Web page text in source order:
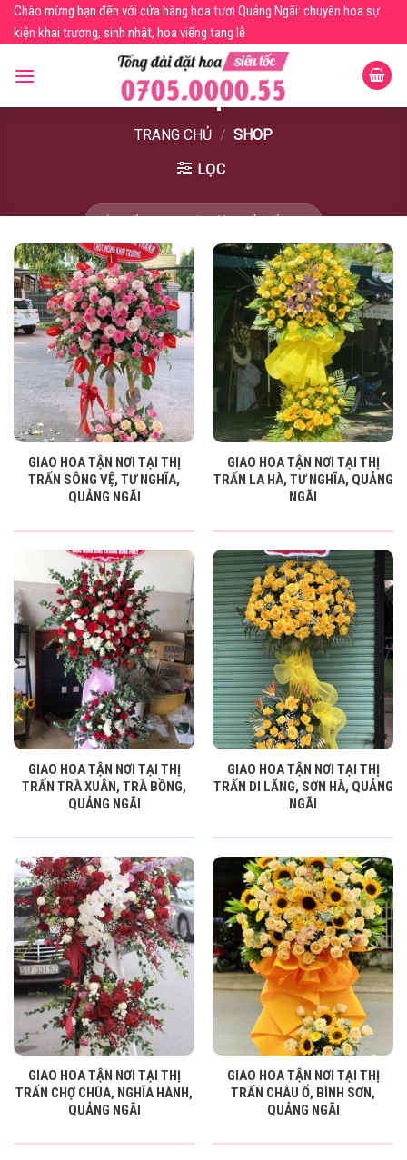
SkipChào mừng bạn đến với cửa hàng hoa tươi Quảng Ngãi: chuyên hoa sự
kiện khai trương, sinh nhật, hoa viếng tang lễ
Shop
TRANG CHỦ / SHOP
LỌC
GIAO HOA TẬN NƠI TẠI THỊ
TRẤN SÔNG VỆ, TƯ NGHĨA,
QUẢNG NGÃI
GIAO HOA TẬN NƠI TẠI THỊ
TRẤN LA HÀ, TƯ NGHĨA, QUẢNG
NGÃI
GIAO HOA TẬN NƠI TẠI THỊ
TRẤN TRÀ XUÂN, TRÀ BỒNG,
QUẢNG NGÃI
GIAO HOA TẬN NƠI TẠI THỊ
TRẤN DI LĂNG, SƠN HÀ, QUẢNG
NGÃI
GIAO HOA TẬN NƠI TẠI THỊ
TRẤN CHỢ CHÙA, NGHĨA HÀNH,
QUẢNG NGÃI
GIAO HOA TẬN NƠI TẠI THỊ
TRẤN CHÂU Ổ, BÌNH SƠN,
QUẢNG NGÃI